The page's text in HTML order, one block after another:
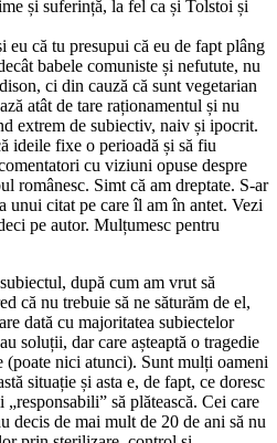
și suferință, la fel ca și Tolstoi și
eu că tu presupui că eu de fapt plâng
babele comuniste și nefutute, nu
ci din cauză că sunt vegetarian
atât de tare raționamentul și nu
extrem de subiectiv, naiv și ipocrit.
ideile fixe o perioadă și să fiu
cu viziuni opuse despre
românesc. Simt că am dreptate. S-ar
unui citat pe care îl am în antet. Vezi
pe autor. Mulțumesc pentru
după cum am vrut să
că nu trebuie să ne săturăm de el,
dată cu majoritatea subiectelor
soluții, dar care așteaptă o tragedie
(poate nici atunci). Sunt mulți oameni
situație și asta e, de fapt, ce doresc
să plătească. Cei care
decis de mai mult de 20 de ani să nu